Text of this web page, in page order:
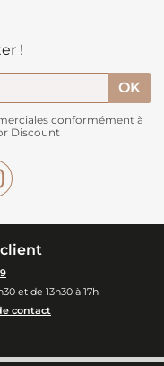
!
conformément à
Discount
et de 13h30 à 17h
contact